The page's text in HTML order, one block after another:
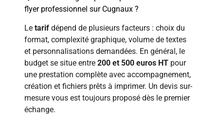
flyer professionnel sur Cugnaux ?
Le tarif dépend de plusieurs facteurs : choix du
format, complexité graphique, volume de textes
et personnalisations demandées. En général, le
budget se situe entre 200 et 500 euros HT pour
une prestation complète avec accompagnement,
création et fichiers prêts à imprimer. Un devis sur-
mesure vous est toujours proposé dès le premier
échange.